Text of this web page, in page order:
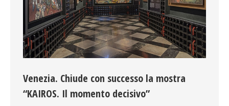
Venezia. Chiude con successo la mostra
“KAIROS. Il momento decisivo”